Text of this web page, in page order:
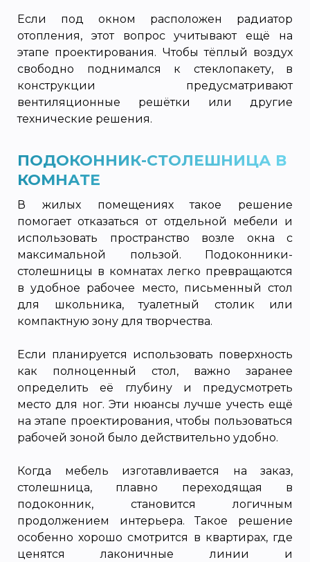
Если под окном расположен радиатор
отопления, этот вопрос учитывают ещё на
этапе проектирования. Чтобы тёплый воздух
свободно поднимался к стеклопакету, в
конструкции предусматривают
вентиляционные решётки или другие
технические решения.
ПОДОКОННИК-СТОЛЕШНИЦА В
КОМНАТЕ
В жилых помещениях такое решение
помогает отказаться от отдельной мебели и
использовать пространство возле окна с
максимальной пользой. Подоконники-
столешницы в комнатах легко превращаются
в удобное рабочее место, письменный стол
для школьника, туалетный столик или
компактную зону для творчества.
Если планируется использовать поверхность
как полноценный стол, важно заранее
определить её глубину и предусмотреть
место для ног. Эти нюансы лучше учесть ещё
на этапе проектирования, чтобы пользоваться
рабочей зоной было действительно удобно.
Когда мебель изготавливается на заказ,
столешница, плавно переходящая в
подоконник, становится логичным
продолжением интерьера. Такое решение
особенно хорошо смотрится в квартирах, где
ценятся лаконичные линии и